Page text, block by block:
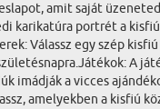
amit saját
karikatúra portrét a
Válassz egy szép
A
imádják a vicces
amelyekben a kisfiú